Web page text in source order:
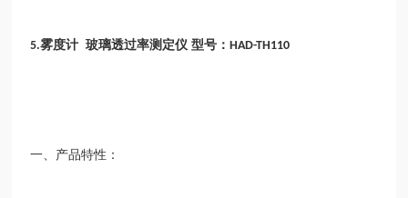
5.雾度计 玻璃透过率测定仪 型号：HAD-TH110
一、产品特性：